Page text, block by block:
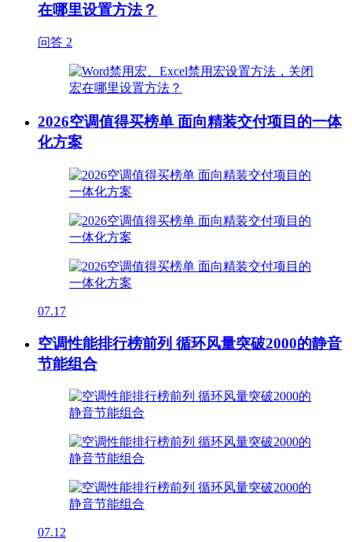
在哪里设置方法？
问答 2
2026空调值得买榜单 面向精装交付项目的一体
化方案
07.17
空调性能排行榜前列 循环风量突破2000的静音
节能组合
07.12